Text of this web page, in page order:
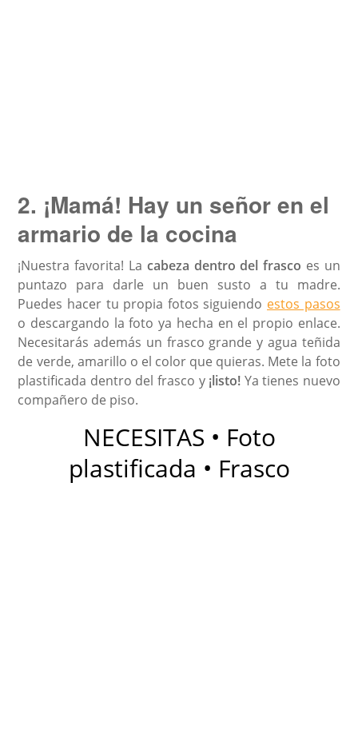
2. ¡Mamá! Hay un señor en el
armario de la cocina
¡Nuestra favorita! La cabeza dentro del frasco es un
puntazo para darle un buen susto a tu madre.
Puedes hacer tu propia fotos siguiendo estos pasos
o descargando la foto ya hecha en el propio enlace.
Necesitarás además un frasco grande y agua teñida
de verde, amarillo o el color que quieras. Mete la foto
plastificada dentro del frasco y ¡listo! Ya tienes nuevo
compañero de piso.
NECESITAS • Foto
plastificada • Frasco